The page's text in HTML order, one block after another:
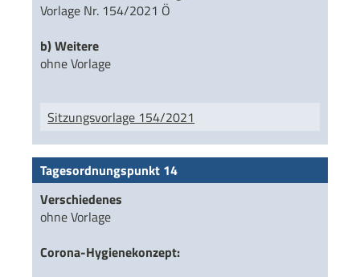
Vorlage Nr. 154/2021 Ö
b) Weitere
ohne Vorlage
Sitzungsvorlage 154/2021
Tagesordnungspunkt 14
Verschiedenes
ohne Vorlage
Corona-Hygienekonzept: